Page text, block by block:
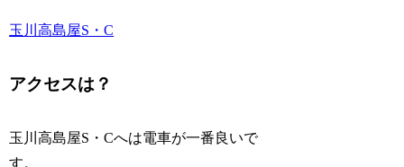
玉川高島屋S・C
アクセスは？
玉川高島屋S・Cへは電車が一番良いで
す。